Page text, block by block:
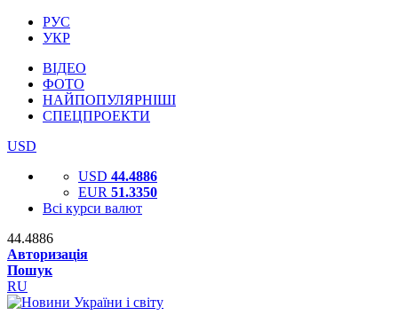
РУС
УКР
ВІДЕО
ФОТО
НАЙПОПУЛЯРНІШІ
СПЕЦПРОЕКТИ
USD
USD 44.4886
EUR 51.3350
Всі курси валют
44.4886
Авторизація
Пошук
RU